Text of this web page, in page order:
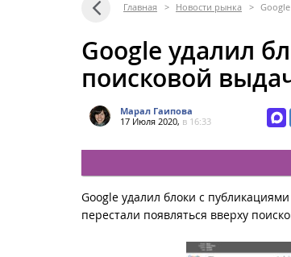
Главная > Новости рынка >
Google удалил
поисковой
Марал Гаипова
17 Июля 2020, в 16:33
Google удалил блоки с
перестали появляться вверху